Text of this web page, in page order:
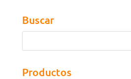
Buscar
Productos